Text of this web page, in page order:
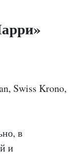
Swiss Krono,
в
и